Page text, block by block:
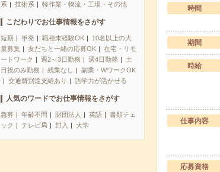
系
技術系 軽作業・物流・工場・その他
こだわりでお仕事情報をさがす
短期 単発 職種未経験OK
10名以上の大
量募集
友だちと一緒の応募OK
在宅・リモ
ートワーク
週2～3日勤務 週4日勤務
土
日祝のみ勤務
残業なし
副業・WワークOK
交通費別途支給あり
語学力が活かせる
人気のワードでお仕事情報をさがす
急募 年齢不問 財団法人 英語
書類チェ
ック
テレビ局 封入 大学
時間
期間
時給
仕事内容
応募資格